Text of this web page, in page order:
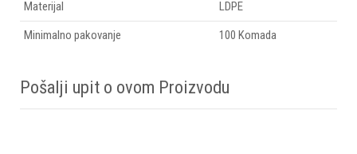
Materijal
LDPE
Minimalno pakovanje
100 Komada
Pošalji upit o ovom Proizvodu